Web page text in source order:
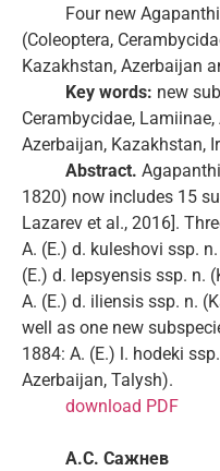
Four new
(Coleoptera,
Kazakhstan, Azerbaijan
Key words: new
Cerambycidae,
Azerbaijan, Kazakhstan,
Abstract.
1820) now includes 15
Lazarev et al., 2016].
A. (E.) d. kuleshovi ssp.
(E.) d. lepsyensis ssp. n.
A. (E.) d. iliensis ssp. n.
well as one new
1884: A. (E.) l. hodeki
Azerbaijan, Talysh).
download PDF
А.С. Сажнев